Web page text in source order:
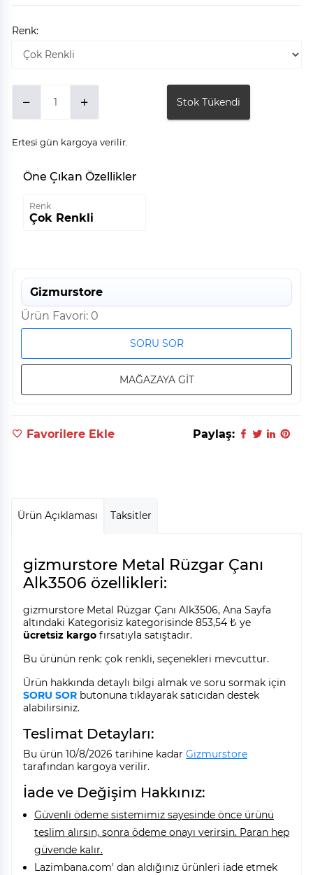
Renk:
Stok Tükendi
Ertesi gün kargoya verilir.
Öne Çıkan Özellikler
Renk
Çok Renkli
Gizmurstore
Ürün Favori: 0
SORU SOR
MAĞAZAYA GİT
Favorilere Ekle Paylaş:
Ürün Açıklaması Taksitler
gizmurstore Metal Rüzgar Çanı
Alk3506 özellikleri:
gizmurstore Metal Rüzgar Çanı Alk3506, Ana Sayfa
altındaki Kategorisiz kategorisinde 853,54 ₺ ye
ücretsiz kargo fırsatıyla satıştadır.
Bu ürünün renk: çok renkli, seçenekleri mevcuttur.
Ürün hakkında detaylı bilgi almak ve soru sormak için
SORU SOR butonuna tıklayarak satıcıdan destek
alabilirsiniz.
Teslimat Detayları:
Bu ürün 10/8/2026 tarihine kadar Gizmurstore
tarafından kargoya verilir.
İade ve Değişim Hakkınız:
Güvenli ödeme sistemimiz sayesinde önce ürünü
teslim alırsın, sonra ödeme onayı verirsin. Paran hep
güvende kalır.
Lazimbana.com' dan aldığınız ürünleri iade etmek